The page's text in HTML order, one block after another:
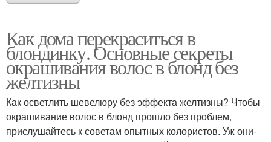
Как дома перекраситься в
блондинку. Основные секреты
окрашивания волос в блонд без
желтизны
Как осветлить шевелюру без эффекта желтизны? Чтобы
окрашивание волос в блонд прошло без проблем,
прислушайтесь к советам опытных колористов. Уж они-